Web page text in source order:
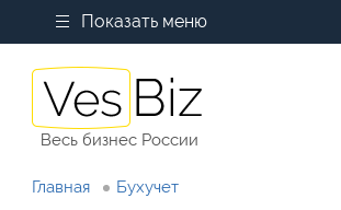
Показать меню
Весь бизнес России
Главная Бухучет